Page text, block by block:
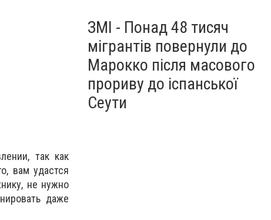
так как
вам удастся
не нужно
даже
ЗМІ - Понад 48 тисяч
мігрантів повернули до
Марокко після масового
прориву до іспанської
Сеути